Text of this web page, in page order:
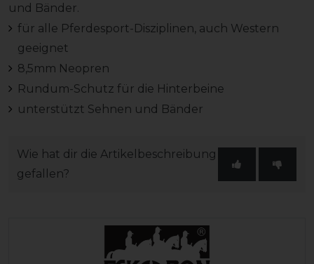
und Bänder.
für alle Pferdesport-Disziplinen, auch Western
geeignet
8,5mm Neopren
Rundum-Schutz für die Hinterbeine
unterstützt Sehnen und Bänder
Wie hat dir die Artikelbeschreibung
gefallen?